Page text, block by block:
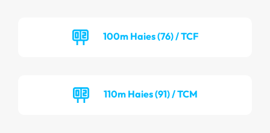
100m Haies (76) / TCF
110m Haies (91) / TCM